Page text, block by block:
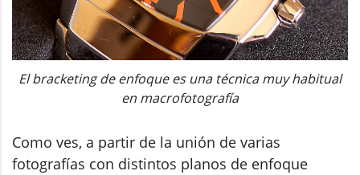
El bracketing de enfoque es una técnica muy habitual
en macrofotografía
Como ves, a partir de la unión de varias
fotografías con distintos planos de enfoque